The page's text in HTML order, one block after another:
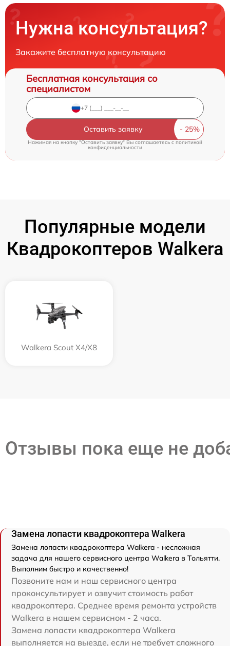
Нужна консультация?
Закажите бесплатную консультацию
Бесплатная консультация со
специалистом
Оставить заявку
Нажимая на кнопку "Оставить заявку" Вы соглашаетесь cполитикой
конфиденциальности
Популярные модели
Квадрокоптеров Walkera
Walkera Scout X4/X8
Отзывы пока еще не
Замена лопасти квадрокоптера Walkera
Замена лопасти квадрокоптера Walkera - несложная
задача для нашего сервисного центра Walkera в Тольятти.
Выполним быстро и качественно!
Позвоните нам и наш сервисного центра
проконсультирует и озвучит стоимость работ
квадрокоптера. Среднее время ремонта устройств
Walkera в нашем сервисном - 2 часа.
Замена лопасти квадрокоптера Walkera
выполняется на выезде, если не требует сложного